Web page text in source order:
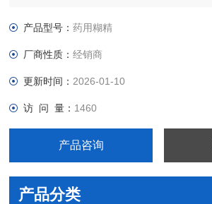
产品型号：药用糊精
厂商性质：经销商
更新时间： 2026-01-10
访 问 量： 1460
产品咨询
产品分类